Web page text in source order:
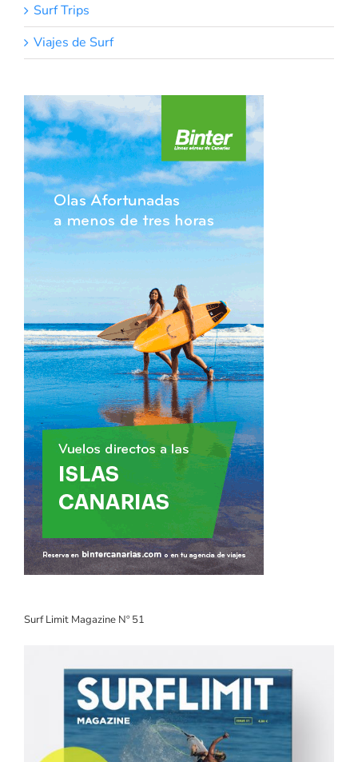
Surf Trips
Viajes de Surf
Surf Limit Magazine Nº 51